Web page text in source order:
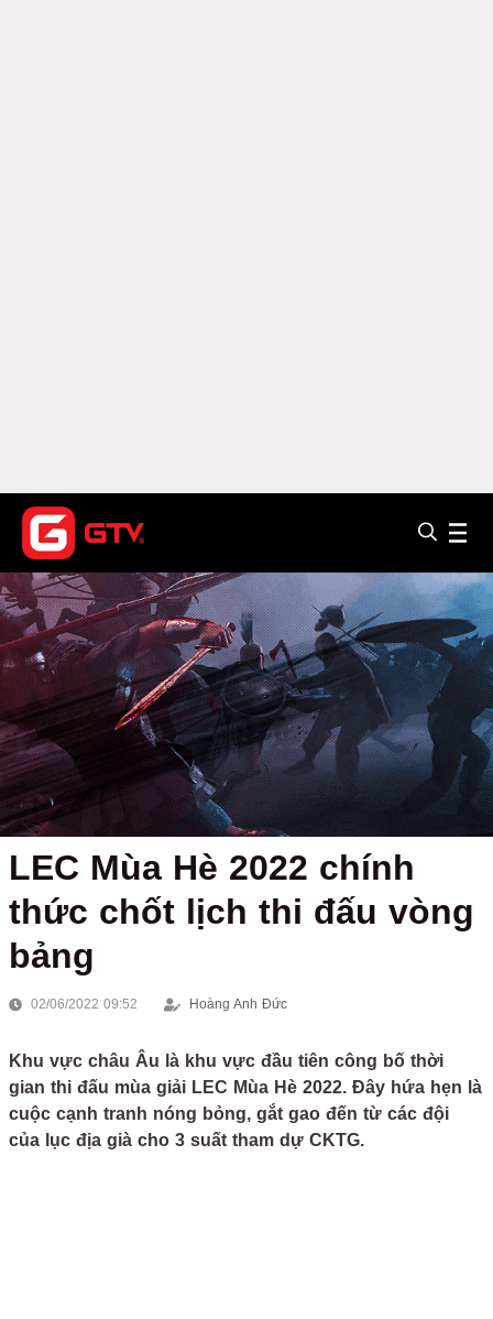
LEC Mùa Hè 2022 chính
thức chốt lịch thi đấu vòng
bảng
02/06/2022 09:52 Hoàng Anh Đức
Khu vực châu Âu là khu vực đầu tiên công bố thời
gian thi đấu mùa giải LEC Mùa Hè 2022. Đây hứa hẹn là
cuộc cạnh tranh nóng bỏng, gắt gao đến từ các đội
của lục địa già cho 3 suất tham dự CKTG.